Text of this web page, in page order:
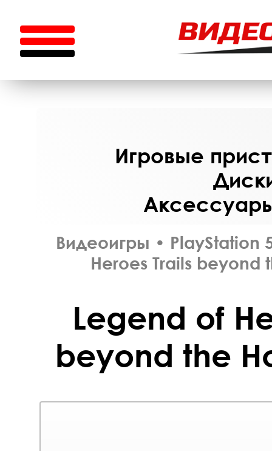
Игровые
Видеоигры • PlayStation
Heroes Trails beyond
Legend of
beyond the